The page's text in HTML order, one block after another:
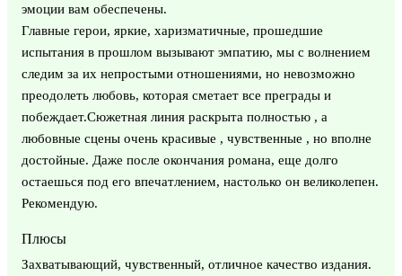
эмоции вам обеспечены.
Главные герои, яркие, харизматичные, прошедшие
испытания в прошлом вызывают эмпатию, мы с волнением
следим за их непростыми отношениями, но невозможно
преодолеть любовь, которая сметает все преграды и
побеждает.Сюжетная линия раскрыта полностью , а
любовные сцены очень красивые , чувственные , но вполне
достойные. Даже после окончания романа, еще долго
остаешься под его впечатлением, настолько он великолепен.
Рекомендую.
Плюсы
Захватывающий, чувственный, отличное качество издания.